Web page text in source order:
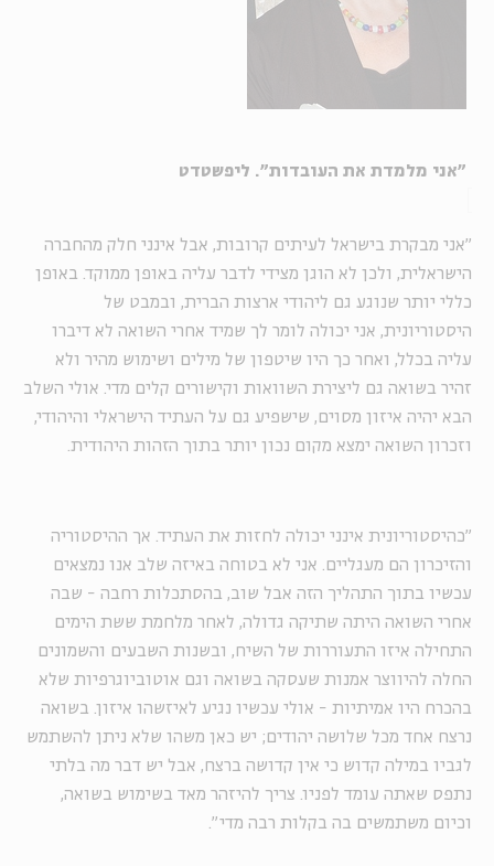
"אני מלמדת את העובדות". ליפשטדט
"אני מבקרת בישראל לעיתים קרובות, אבל אינני חלק מהחברה
הישראלית, ולכן לא הוגן מצידי לדבר עליה באופן ממוקד. באופן
כללי יותר שנוגע גם ליהודי ארצות הברית, ובמבט של
היסטוריונית, אני יכולה לומר לך שמיד אחרי השואה לא דיברו
עליה בכלל, ואחר כך היו שיטפון של מילים ושימוש מהיר ולא
זהיר בשואה גם ליצירת השוואות וקישורים קלים מדי. אולי השלב
הבא יהיה איזון מסוים, שישפיע גם על העתיד הישראלי והיהודי,
וזכרון השואה ימצא מקום נכון יותר בתוך הזהות היהודית.
"כהיסטוריונית אינני יכולה לחזות את העתיד. אך ההיסטוריה
והזיכרון הם מעגליים. אני לא בטוחה באיזה שלב אנו נמצאים
עכשיו בתוך התהליך הזה אבל שוב, בהסתכלות רחבה - שבה
אחרי השואה היתה שתיקה גדולה, לאחר מלחמת ששת הימים
התחילה איזו התעוררות של השיח, ובשנות השבעים והשמונים
החלה להיווצר אמנות שעסקה בשואה וגם אוטוביוגרפיות שלא
בהכרח היו אמיתיות - אולי עכשיו נגיע לאיזשהו איזון. בשואה
נרצח אחד מכל שלושה יהודים; יש כאן משהו שלא ניתן להשתמש
לגביו במילה קדוש כי אין קדושה ברצח, אבל יש דבר מה בלתי
נתפס שאתה עומד לפניו. צריך להיזהר מאד בשימוש בשואה,
וכיום משתמשים בה בקלות רבה מדי".